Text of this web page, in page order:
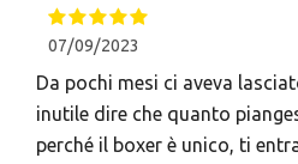
07/09/2023
Da pochi mesi ci aveva
inutile dire che quanto
perché il boxer è unico, ti